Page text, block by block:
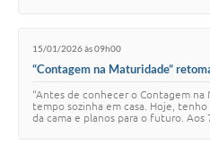
15/01/2026 às 09h00
“Contagem na Maturidade”
“Antes de conhecer o Contagem
tempo sozinha em casa. Hoje,
da cama e planos para o futuro. Aos